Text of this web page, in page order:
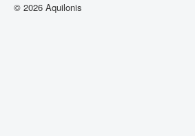
© 2026 Aquilonis